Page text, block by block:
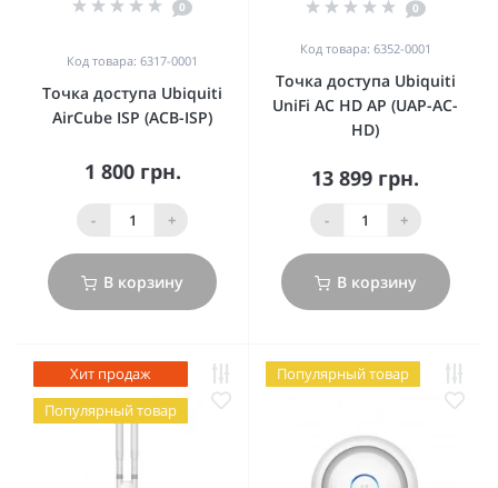
0
Код товара: 6317-0001
Точка доступа Ubiquiti
AirCube ISP (ACB-ISP)
1 800 грн.
- +
В корзину
0
Код товара: 6352-0001
Точка доступа Ubiquiti
UniFi AC HD AP (UAP-AC-
HD)
13 899 грн.
- +
В корзину
Хит продаж
Популярный товар
Популярный товар